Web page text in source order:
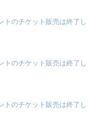
トのチケット販売は終了し
トのチケット販売は終了し
トのチケット販売は終了し